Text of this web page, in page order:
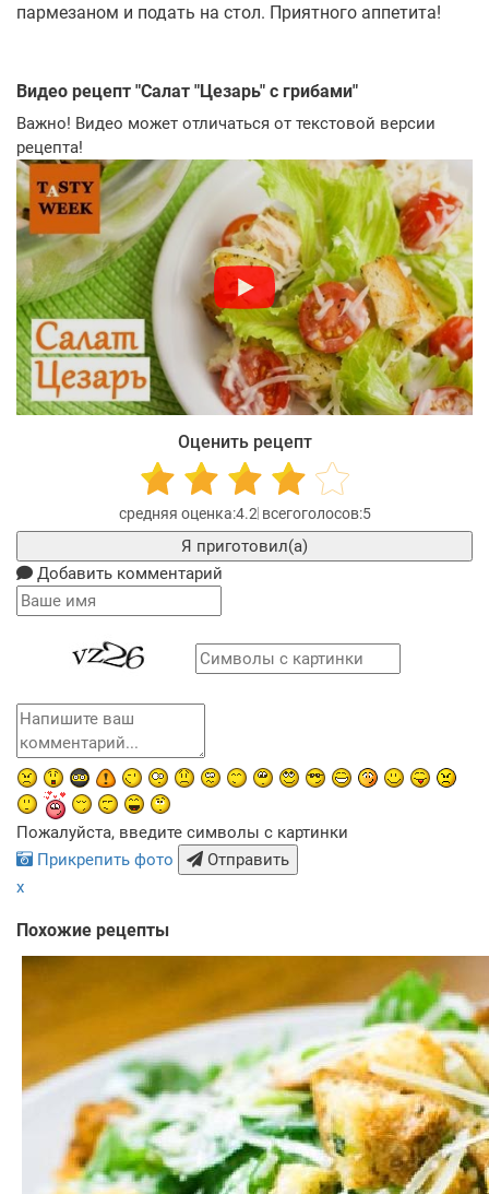
пармезаном и подать на стол. Приятного аппетита!
Видео рецепт "Салат "Цезарь" с грибами"
Важно! Видео может отличаться от текстовой версии
рецепта!
Оценить рецепт
4.2 5
Я приготовил(а)
Добавить комментарий
Пожалуйста, введите символы с картинки
Прикрепить фото
Отправить
x
Похожие рецепты